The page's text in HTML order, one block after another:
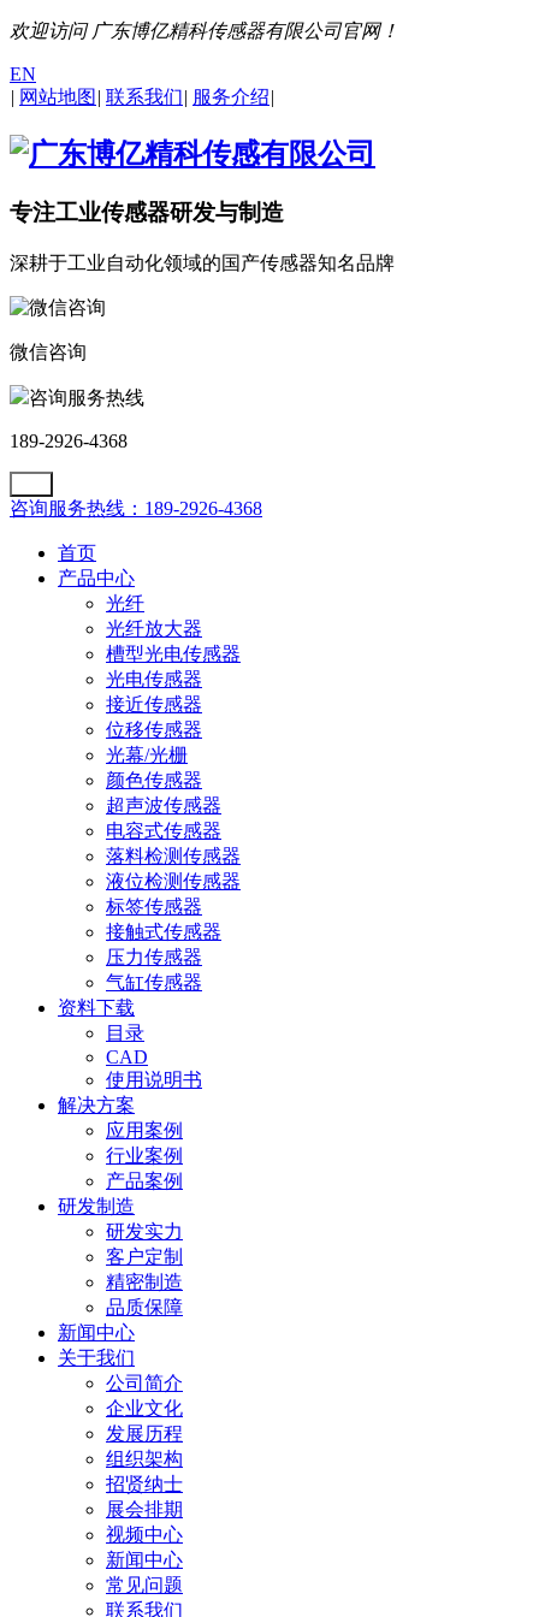
欢迎访问 广东博亿精科传感器有限公司官网！
EN
| 网站地图 | 联系我们| 服务介绍|
专注工业传感器研发与制造
深耕于工业自动化领域的国产传感器知名品牌
微信咨询
咨询服务热线
189-2926-4368
咨询服务热线：189-2926-4368
首页
产品中心
光纤
光纤放大器
槽型光电传感器
光电传感器
接近传感器
位移传感器
光幕/光栅
颜色传感器
超声波传感器
电容式传感器
落料检测传感器
液位检测传感器
标签传感器
接触式传感器
压力传感器
气缸传感器
资料下载
目录
CAD
使用说明书
解决方案
应用案例
行业案例
产品案例
研发制造
研发实力
客户定制
精密制造
品质保障
新闻中心
关于我们
公司简介
企业文化
发展历程
组织架构
招贤纳士
展会排期
视频中心
新闻中心
常见问题
联系我们